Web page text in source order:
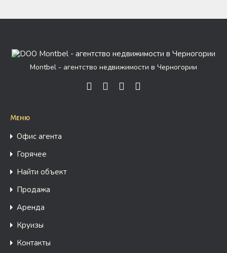
Montbel - агентство недвижимости в Черногории
Меню
Офис агента
Горячее
Найти объект
Продажа
Аренда
Круизы
Контакты